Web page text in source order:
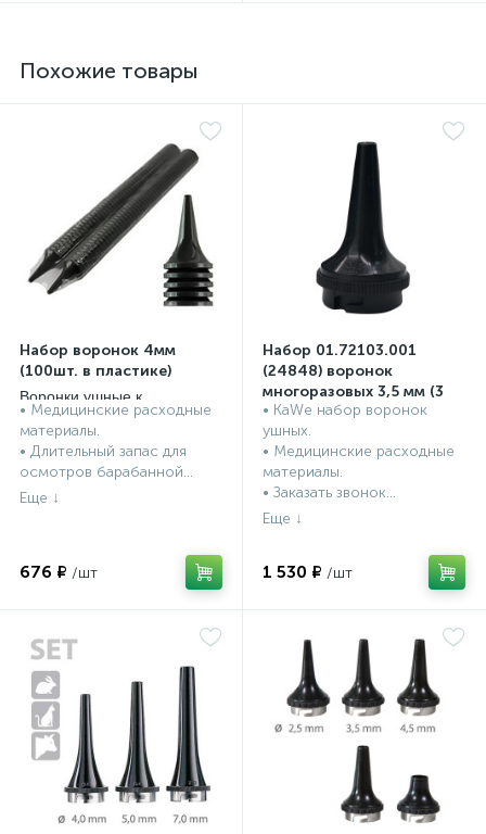
Похожие товары
Набор воронок 4мм
(100шт. в пластике)
Воронки ушные к
отоскопам, KaWe,
Германия
• Медицинские расходные
материалы.
• Длительный запас для
осмотров барабанной...
676 ₽
Набор 01.72103.001
(24848) воронок
многоразовых 3,5 мм (3
шт. в пластике)
Воронки ушные к
отоскопам, KaWe,
Германия
• KaWe набор воронок
ушных.
• Медицинские расходные
материалы.
• Заказать звонок...
1 530 ₽